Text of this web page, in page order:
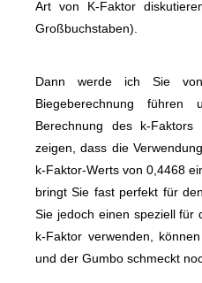
Art von K-Faktor
Großbuchstaben).
Dann werde ich Sie
Biegeberechnung
Berechnung des k-
zeigen, dass die
k-Faktor-Werts von 0,4468
bringt Sie fast perfekt für
Sie jedoch einen speziell für
k-Faktor verwenden,
und der Gumbo schmeckt